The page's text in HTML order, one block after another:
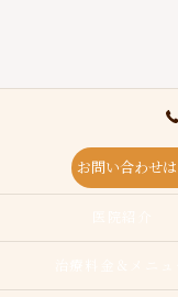
お問い合わせ